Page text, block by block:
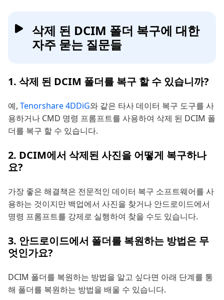
삭제 된 DCIM 폴더 복구에 대한
자주 묻는 질문들
1. 삭제 된 DCIM 폴더를 복구 할 수 있습니까?
예, Tenorshare 4DDiG와 같은 타사 데이터 복구 도구를 사
용하거나 CMD 명령 프롬프트를 사용하여 삭제 된 DCIM 폴
더를 복구 할 수 있습니다.
2. DCIM에서 삭제된 사진을 어떻게 복구하나
요?
가장 좋은 해결책은 전문적인 데이터 복구 소프트웨어를 사
용하는 것이지만 백업에서 사진을 찾거나 안드로이드에서
명령 프롬프트를 강제로 실행하여 찾을 수도 있습니다.
3. 안드로이드에서 폴더를 복원하는 방법은 무
엇인가요?
DCIM 폴더를 복원하는 방법을 알고 싶다면 아래 단계를 통
해 폴더를 복원하는 방법을 배울 수 있습니다.